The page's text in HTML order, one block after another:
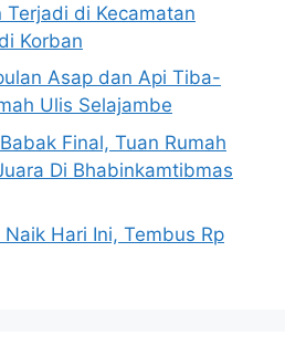
Terjadi di Kecamatan
Korban
Asap dan Api Tiba-
Ulis Selajambe
Final, Tuan Rumah
Di Bhabinkamtibmas
Hari Ini, Tembus Rp